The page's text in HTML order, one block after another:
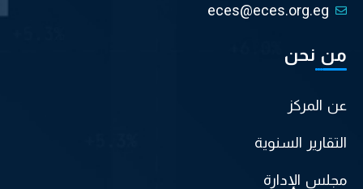
eces@eces.org.eg
من نحن
عن المركز
التقارير السنوية
مجلس الإدارة